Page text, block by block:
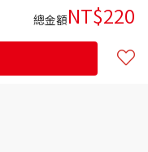
總金額NT$220